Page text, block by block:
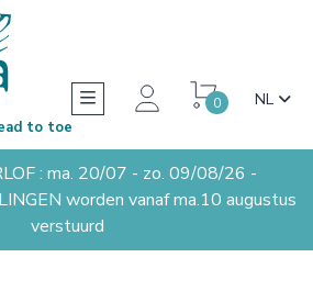
0 NL
to toe
: ma. 20/07 - zo. 09/08/26 -
worden vanaf ma.10 augustus
verstuurd